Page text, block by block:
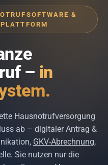
&
– in
Hausnotrufversorgung
ab – digitaler Antrag &
GKV-Abrechnung,
Sie nutzen nur die